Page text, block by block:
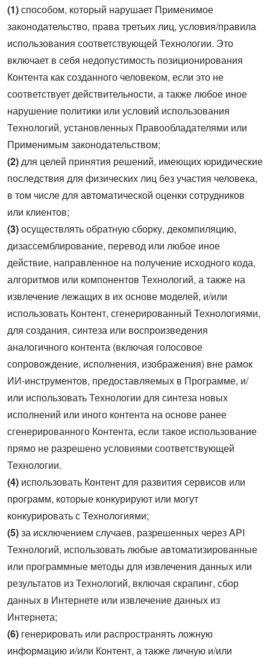
(1)способом, который нарушает Применимое
законодательство, права третьих лиц, условия/правила
использования соответствующей Технологии. Это
включает в себя недопустимость позиционирования
Контента как созданного человеком, если это не
соответствует действительности, а также любое иное
нарушение политики или условий использования
Технологий, установленных Правообладателями или
Применимым законодательством;
(2)для целей принятия решений, имеющих юридические
последствия для физических лиц без участия человека,
в том числе для автоматической оценки сотрудников
или клиентов;
(3)осуществлять обратную сборку, декомпиляцию,
дизассемблирование, перевод или любое иное
действие, направленное на получение исходного кода,
алгоритмов или компонентов Технологий, а также на
извлечение лежащих в их основе моделей, и/или
использовать Контент, сгенерированный Технологиями,
для создания, синтеза или воспроизведения
аналогичного контента (включая голосовое
сопровождение, исполнения, изображения) вне рамок
ИИ-инструментов, предоставляемых в Программе, и/
или использовать Технологии для синтеза новых
исполнений или иного контента на основе ранее
сгенерированного Контента, если такое использование
прямо не разрешено условиями соответствующей
Технологии.
(4) использовать Контент для развития сервисов или
программ, которые конкурируют или могут
конкурировать с Технологиями;
(5)за исключением случаев, разрешенных через API
Технологий, использовать любые автоматизированные
или программные методы для извлечения данных или
результатов из Технологий, включая скрапинг, сбор
данных в Интернете или извлечение данных из
Интернета;
(6) генерировать или распространять ложную
информацию и/или Контент, а также личную и/или